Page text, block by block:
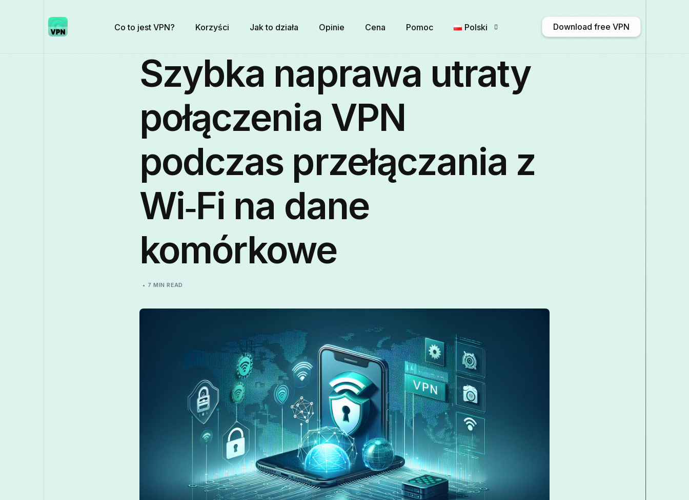
Co to jest VPN? Korzyści Jak to działa Opinie Cena Pomoc Polski
Français Galego
Download free VPN
Szybka naprawa utraty
połączenia VPN
podczas przełączania z
Wi‑Fi na dane
komórkowe
7 MIN READ